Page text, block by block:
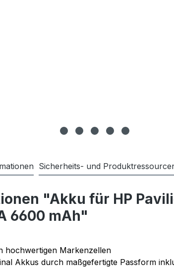
Sicherheits- und
"Akku für HP
6600 mAh"
hochwertigen Markenzellen
Akkus durch maßgefertigte Passform